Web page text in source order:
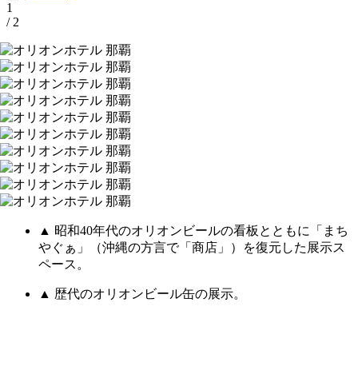
1
/ 2
▲ 昭和40年代のオリオンビールの看板とともに「まち
やぐぁ」（沖縄の方言で「商店」）を復元した展示ス
ペース。
▲ 歴代のオリオンビール缶の展示。